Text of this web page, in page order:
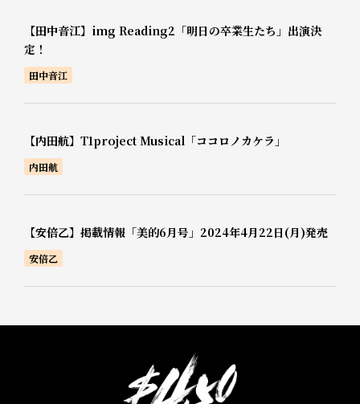
【田中音江】img Reading2「明日の卒業生たち」出演決
定！
田中音江
【内田航】T1project Musical「ココロノカケラ」
内田航
【安倍乙】掲載情報「美的6月号」2024年4月22日(月)発売
安倍乙